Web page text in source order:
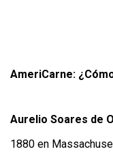
AmeriCarne:
Aurelio Soares de
1880 en